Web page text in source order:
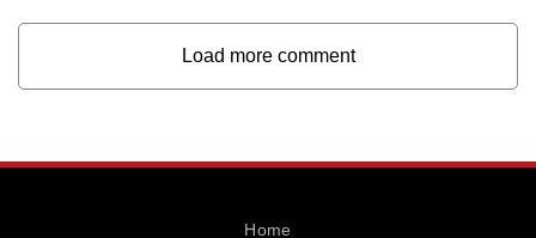
Load more comment
Home